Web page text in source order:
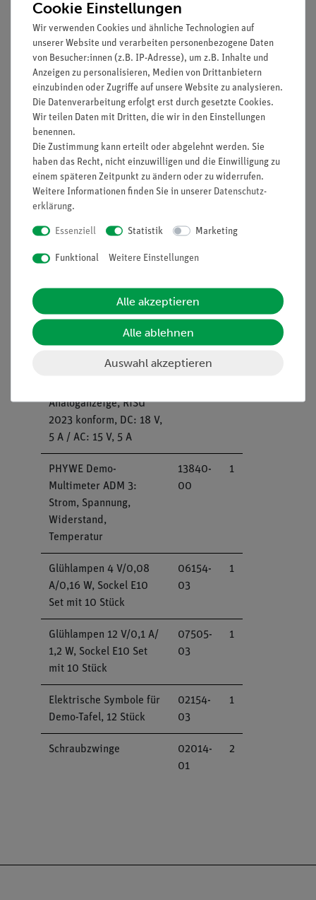
Leitungs-Baustein,
gerade, DB
09401-
01
2
Leitungs-Baustein,
winklig, DB
09401-
02
4
unterbrochen, DB
04
Ausschalter, DB
09402-
01
1
Lampenfassung E10, DB
09404-
A, rot, diverse Längen
01
Verbindungsleitung, 32
A, blau, diverse Längen
07363-
04
2
PHYWE Netzgerät,
Analoganzeige, RiSU
2023 konform, DC: 18 V,
5 A / AC: 15 V, 5 A
13503-
PHYWE Demo-
Multimeter ADM 3:
Strom, Spannung,
Widerstand,
Temperatur
13840-
00
1
Glühlampen 4 V/0,08
A/0,16 W, Sockel E10
Set mit 10 Stück
06154-
03
1
Glühlampen 12 V/0,1 A/
1,2 W, Sockel E10 Set
mit 10 Stück
07505-
03
1
Elektrische Symbole für
Demo-Tafel, 12 Stück
02154-
03
1
Schraubzwinge
02014-
01
2
Cookie Einstellungen
Wir verwenden Cookies und ähnliche Technologien auf
unserer Website und verarbeiten personenbezogene Daten
von Besucher:innen (z.B. IP-Adresse), um z.B. Inhalte und
Anzeigen zu personalisieren, Medien von Drittanbietern
einzubinden oder Zugriffe auf unsere Website zu analysieren.
Die Datenverarbeitung erfolgt erst durch gesetzte Cookies.
Wir teilen Daten mit Dritten, die wir in den Einstellungen
benennen.
Die Zustimmung kann erteilt oder abgelehnt werden. Sie
haben das Recht, nicht einzuwilligen und die Einwilligung zu
einem späteren Zeitpunkt zu ändern oder zu widerrufen.
Weitere Informationen finden Sie in unserer Daten­schutz­
erklärung.
Essenziell Statistik Marketing
Funktional Weitere Einstellungen
Alle akzeptieren
Alle ablehnen
Auswahl akzeptieren